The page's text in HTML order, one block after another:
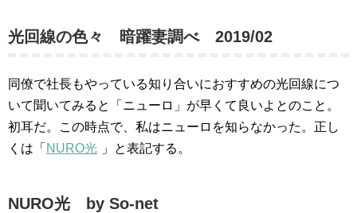
光回線の色々 暗躍妻調べ 2019/02
同僚で社長もやっている知り合いにおすすめの光回線につ
いて聞いてみると「ニューロ」が早くて良いよとのこと。
初耳だ。この時点で、私はニューロを知らなかった。正し
くは「 NURO光 」と表記する。
NURO光 by So-net